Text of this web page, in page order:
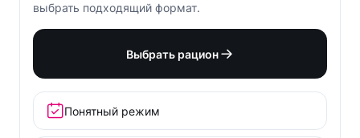
выбрать подходящий формат.
Понятный режим
Выбрать рацион